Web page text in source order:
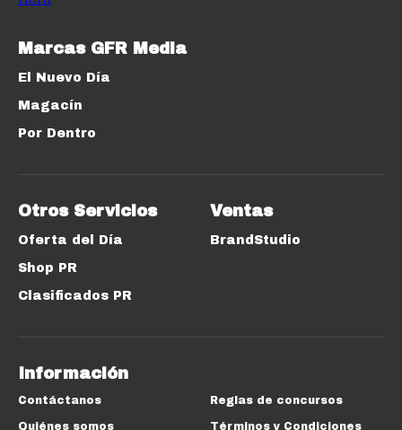
Marcas GFR Media
El Nuevo Día
Magacín
Por Dentro
Otros Servicios
Oferta del Día
Shop PR
Clasificados PR
Ventas
BrandStudio
Información
Contáctanos
Quiénes somos
Reglas de concursos
Términos y Condiciones